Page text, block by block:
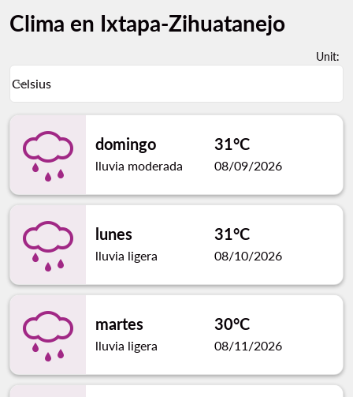
Clima en Ixtapa-Zihuatanejo
Unit:
Celsius
keyboard_arrow_down
domingo
lluvia moderada
31°C
08/09/2026
lunes
lluvia ligera
31°C
08/10/2026
martes
lluvia ligera
30°C
08/11/2026